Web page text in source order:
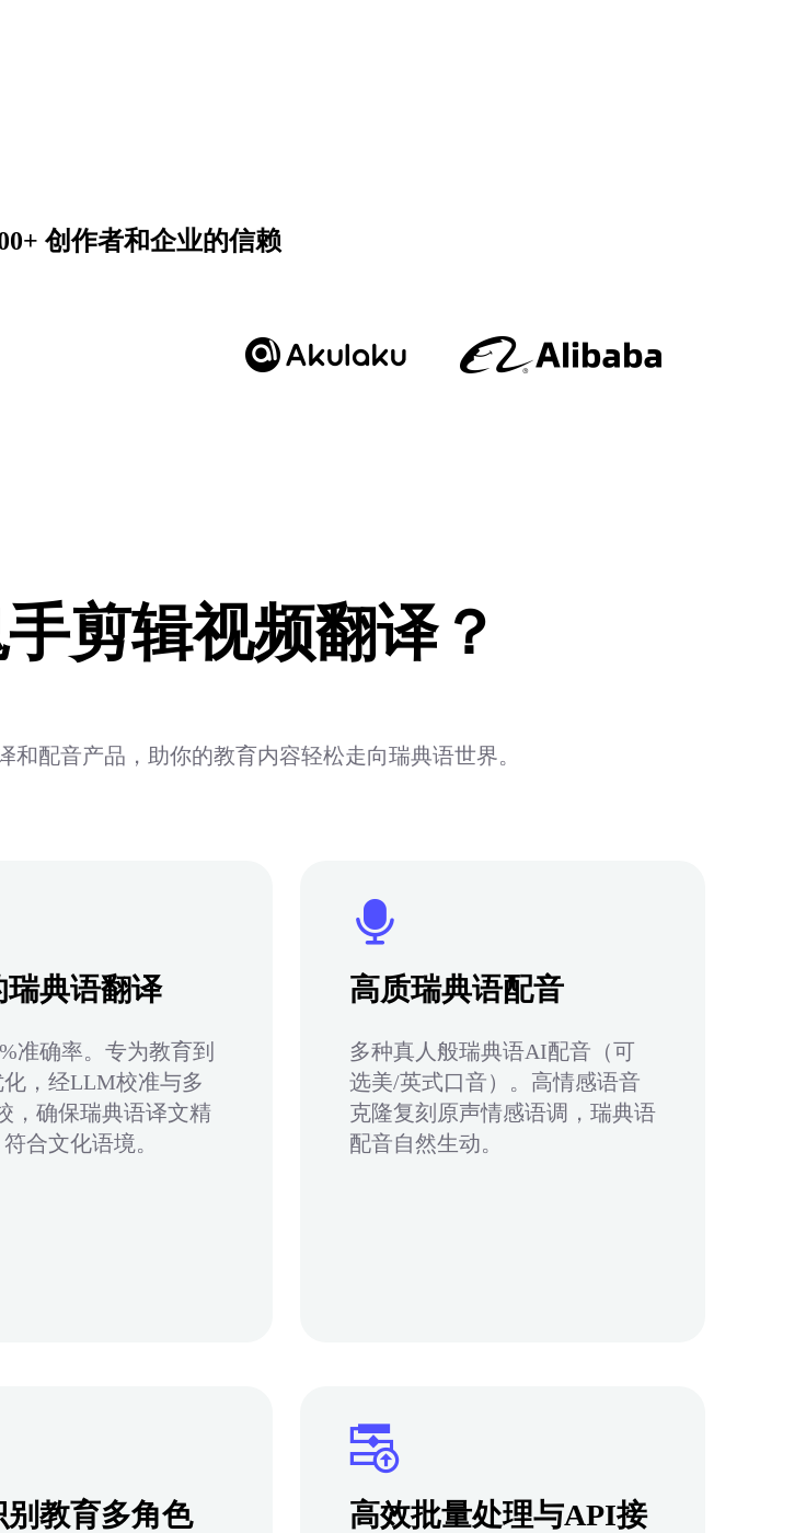
创作者和企业的信赖
剪辑视频翻译？
配音产品，助你的教育内容轻松走向瑞典语世界。
瑞典语翻译
准确率。专为教育到
，经LLM校准与多
，确保瑞典语译文精
合文化语境。
高质瑞典语配音
多种真人般瑞典语AI配音（可
选美/英式口音）。高情感语音
克隆复刻原声情感语调，瑞典语
配音自然生动。
别教育多角色 高效批量处理与API接